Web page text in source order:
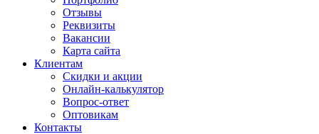
Отзывы
Реквизиты
Вакансии
Карта сайта
Клиентам
Скидки и акции
Онлайн-калькулятор
Вопрос-ответ
Оптовикам
Контакты